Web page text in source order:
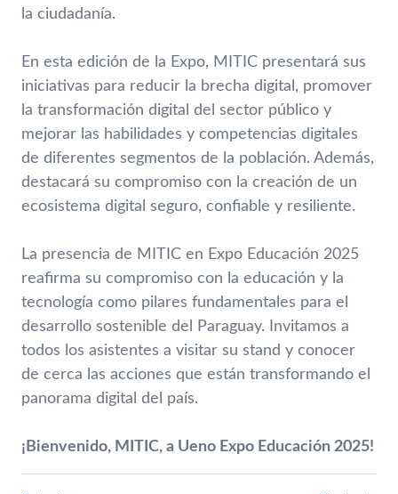
la ciudadanía.​
En esta edición de la Expo, MITIC presentará sus
iniciativas para reducir la brecha digital, promover
la transformación digital del sector público y
mejorar las habilidades y competencias digitales
de diferentes segmentos de la población. Además,
destacará su compromiso con la creación de un
ecosistema digital seguro, confiable y resiliente.​
La presencia de MITIC en Expo Educación 2025
reafirma su compromiso con la educación y la
tecnología como pilares fundamentales para el
desarrollo sostenible del Paraguay. Invitamos a
todos los asistentes a visitar su stand y conocer
de cerca las acciones que están transformando el
panorama digital del país.​
¡Bienvenido, MITIC, a Ueno Expo Educación 2025!